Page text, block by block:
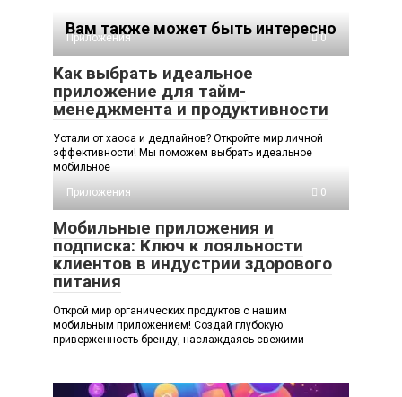
Вам также может быть интересно
Приложения 0
Как выбрать идеальное
приложение для тайм-
менеджмента и продуктивности
Устали от хаоса и дедлайнов? Откройте мир личной
эффективности! Мы поможем выбрать идеальное
мобильное
Приложения
0
Мобильные приложения и
подписка: Ключ к лояльности
клиентов в индустрии здорового
питания
Открой мир органических продуктов с нашим
мобильным приложением! Создай глубокую
приверженность бренду, наслаждаясь свежими